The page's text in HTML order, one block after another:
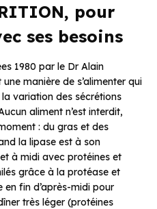
pour
ses besoins
1980 par le Dr Alain
manière de s’alimenter qui
variation des sécrétions
aliment n’est interdit,
: du gras et des
la lipase est à son
à midi avec protéines et
grâce à la protéase et
en fin d’après-midi pour
très léger (protéines